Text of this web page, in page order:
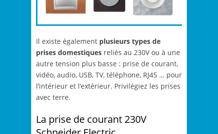
Il existe également plusieurs types de
prises domestiques reliés au 230V ou à une
autre tension plus basse : prise de courant,
vidéo, audio, USB, TV, téléphone, RJ45 … pour
l’intérieur et l’extérieur. Privilégiez les prises
avec terre.
La prise de courant 230V